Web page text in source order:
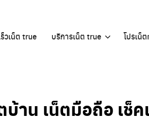
วเน็ต true บริการเน็ต true โปรเน็
บ้าน เน็ตมือถือ เช็